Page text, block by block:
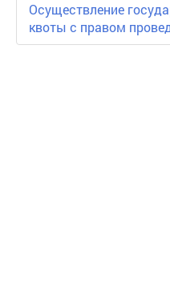
Осуществление
квоты с правом